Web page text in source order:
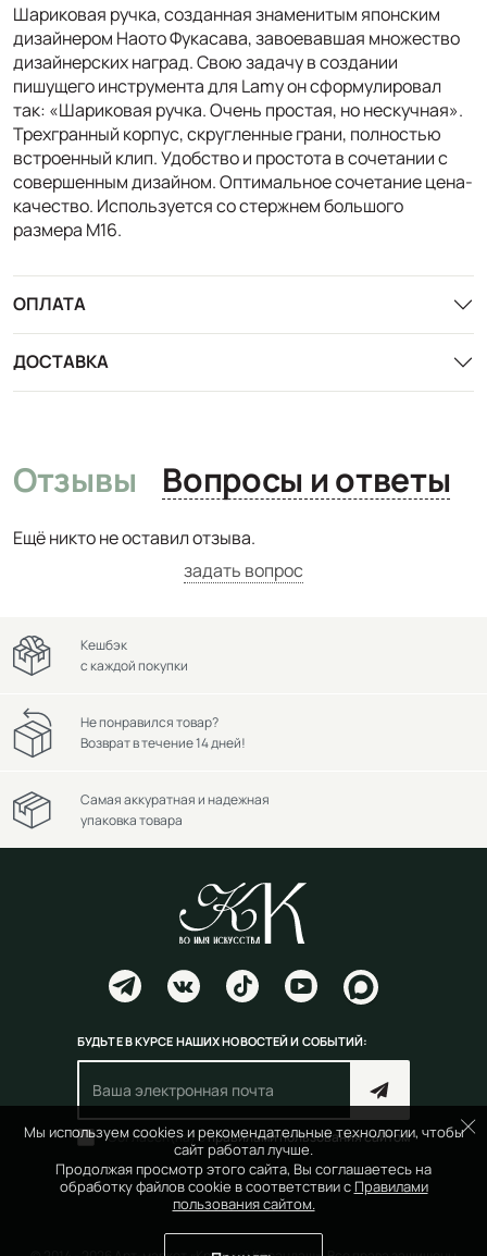
Шариковая ручка, созданная знаменитым японским
дизайнером Наото Фукасава, завоевавшая множество
дизайнерских наград. Свою задачу в создании
пишущего инструмента для Lamy он сформулировал
так: «Шариковая ручка. Очень простая, но нескучная».
Трехгранный корпус, скругленные грани, полностью
встроенный клип. Удобство и простота в сочетании с
совершенным дизайном. Оптимальное сочетание цена-
качество. Используется со стержнем большого
размера М16.
ОПЛАТА
ДОСТАВКА
Отзывы Вопросы и ответы
Ещё никто не оставил отзыва.
задать вопрос
Мы используем cookies и рекомендательные технологии, чтобы
сайт работал лучше.
Продолжая просмотр этого сайта, Вы соглашаетесь на
обработку файлов cookie в соответствии с Правилами
пользования сайтом.
Кешбэк
с каждой покупки
Не понравился товар?
Возврат в течение 14 дней!
Самая аккуратная и надежная
упаковка товара
БУДЬТЕ В КУРСЕ НАШИХ НОВОСТЕЙ И СОБЫТИЙ:
Согласен(на) справилами пользования сайтом